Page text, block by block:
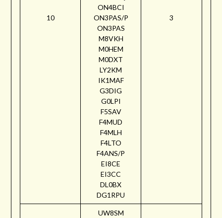
10
ON4BCI
ON3PAS/P
ON3PAS
M8VKH
M0HEM
M0DXT
LY2KM
IK1MAF
G3DIG
G0LPI
F5SAV
F4MUD
F4MLH
F4LTO
F4ANS/P
EI8CE
EI3CC
DL0BX
DG1RPU
3
UW8SM